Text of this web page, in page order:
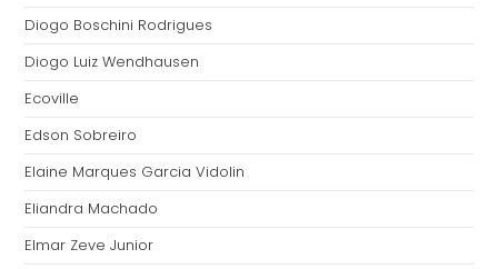
Diogo Boschini Rodrigues
Diogo Luiz Wendhausen
Ecoville
Edson Sobreiro
Elaine Marques Garcia Vidolin
Eliandra Machado
Elmar Zeve Junior